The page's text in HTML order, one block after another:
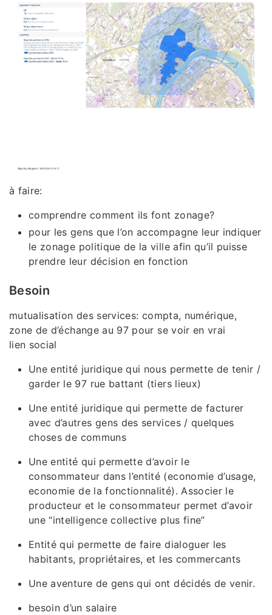
à faire:
comprendre comment ils font zonage?
pour les gens que l’on accompagne leur indiquer
le zonage politique de la ville afin qu’il puisse
prendre leur décision en fonction
Besoin
mutualisation des services: compta, numérique,
zone de d’échange au 97 pour se voir en vrai
lien social
Une entité juridique qui nous permette de tenir /
garder le 97 rue battant (tiers lieux)
Une entité juridique qui permette de facturer
avec d’autres gens des services / quelques
choses de communs
Une entité qui permette d’avoir le
consommateur dans l’entité (economie d’usage,
economie de la fonctionnalité). Associer le
producteur et le consommateur permet d’avoir
une “intelligence collective plus fine”
Entité qui permette de faire dialoguer les
habitants, propriétaires, et les commercants
Une aventure de gens qui ont décidés de venir.
besoin d’un salaire